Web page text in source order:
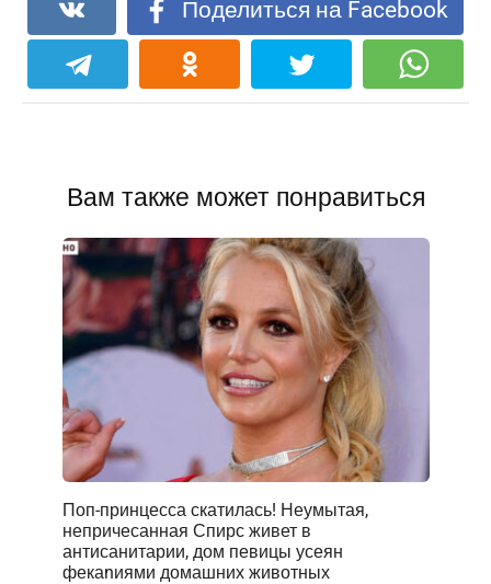
Поделиться на Facebook
Вам также может понравиться
Поп-принцесса скатилась! Неумытая,
непричесанная Спирс живет в
антисанитарии, дом певицы усеян
фекаnиями домашних животных